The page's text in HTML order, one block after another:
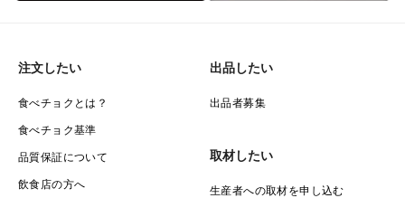
注文したい
食べチョクとは？
食べチョク基準
品質保証について
飲食店の方へ
出品したい
出品者募集
取材したい
生産者への取材を申し込む